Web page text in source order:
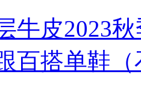
牛皮2023
百搭单鞋（